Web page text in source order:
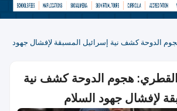
الدوحة كشف نية إسرائيل المسبقة لإفشال جهود
القطري: هجوم الدوحة كشف نية
لإفشال جهود السلام